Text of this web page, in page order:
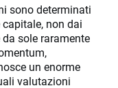
sono determinati
non dai
sole raramente
un enorme
valutazioni